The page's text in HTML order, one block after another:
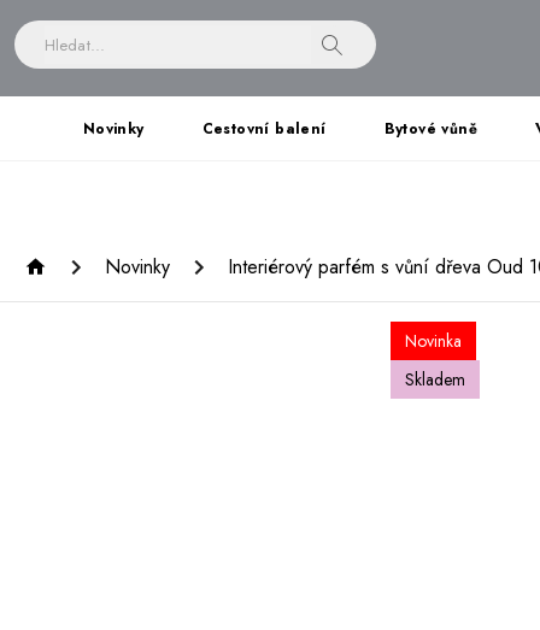
Novinky Cestovní balení Bytové vůně
Novinky Interiérový parfém s vůní dřeva Oud
Novinka
Skladem